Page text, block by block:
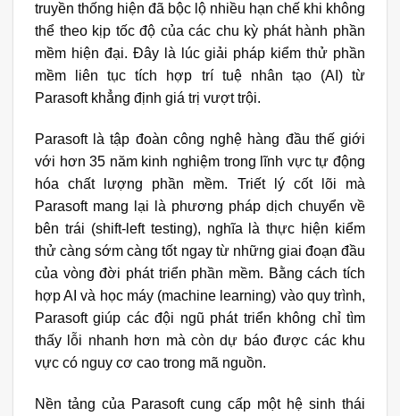
truyền thống hiện đã bộc lộ nhiều hạn chế khi không
thể theo kịp tốc độ của các chu kỳ phát hành phần
mềm hiện đại. Đây là lúc giải pháp kiểm thử phần
mềm liên tục tích hợp trí tuệ nhân tạo (AI) từ
Parasoft khẳng định giá trị vượt trội.
Parasoftlà tập đoàn công nghệ hàng đầu thế giới
với hơn 35 năm kinh nghiệm trong lĩnh vực tự động
hóa chất lượng phần mềm. Triết lý cốt lõi mà
Parasoft mang lại là phương pháp dịch chuyển về
bên trái (shift-left testing), nghĩa là thực hiện kiểm
thử càng sớm càng tốt ngay từ những giai đoạn đầu
của vòng đời phát triển phần mềm. Bằng cách tích
hợp AI và học máy (machine learning) vào quy trình,
Parasoft giúp các đội ngũ phát triển không chỉ tìm
thấy lỗi nhanh hơn mà còn dự báo được các khu
vực có nguy cơ cao trong mã nguồn.
Nền tảng của Parasoft cung cấp một hệ sinh thái